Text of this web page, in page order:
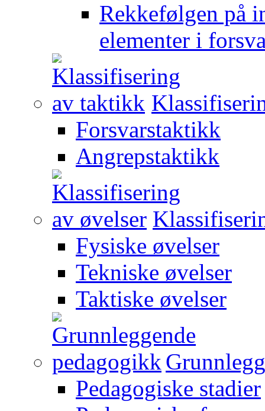
Rekkefølgen på
elementer i
Forsvarstaktikk
Angrepstaktikk
Fysiske øvelser
Tekniske øvelser
Taktiske øvelser
Pedagogiske stadier